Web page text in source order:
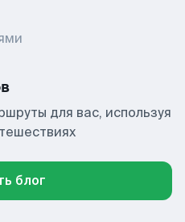
для вас, используя
блог